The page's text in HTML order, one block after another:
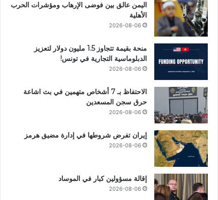
اليمن عالق بين فوضى الإرهاب ومؤشرات الحرب
الأهلية
2026-08-06
منحة بقيمة تتجاوز 1.5 مليون دولار لتعزيز
الدبلوماسية التجارية في تونس!
2026-08-06
الاحتفاظ بـ 7 أشخاص متهمين في بث اشاعة
حرق سجن المسعدين
2026-08-06
إيران تفرض شروطها في إدارة مضيق هرمز
2026-08-06
إقالة مسؤولين كبار في الموساد
2026-08-06